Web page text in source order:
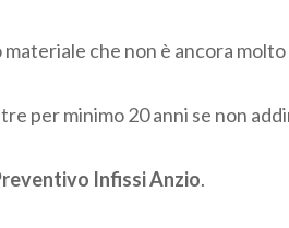
che non è ancora molto
per minimo 20 anni se non
Infissi Anzio.